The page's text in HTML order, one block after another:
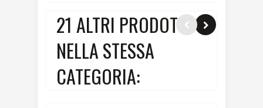
21 ALTRI PRODOTTI
NELLA STESSA
CATEGORIA: